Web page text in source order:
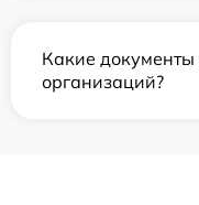
Какие
организаций?